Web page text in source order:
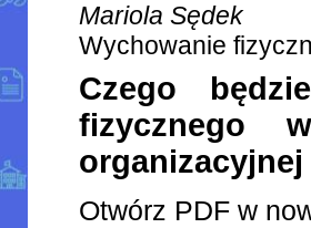
Mariola Sędek
Wychowanie
Czego
fizycznego
organizacyjnej
Otwórz PDF w